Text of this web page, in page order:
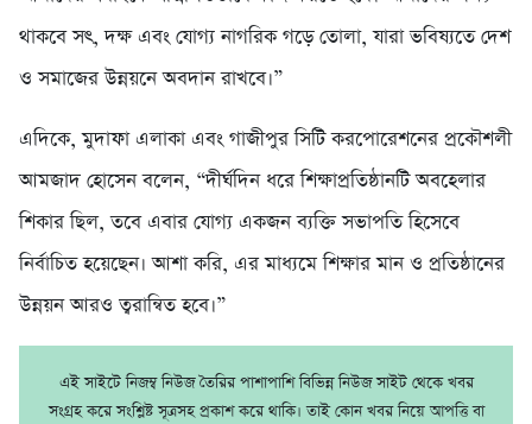
থাকবে সৎ, দক্ষ এবং যোগ্য নাগরিক গড়ে তোলা, যারা ভবিষ্যতে দেশ
ও সমাজের উন্নয়নে অবদান রাখবে।”
এদিকে, মুদাফা এলাকা এবং গাজীপুর সিটি করপোরেশনের প্রকৌশলী
আমজাদ হোসেন বলেন, “দীর্ঘদিন ধরে শিক্ষাপ্রতিষ্ঠানটি অবহেলার
শিকার ছিল, তবে এবার যোগ্য একজন ব্যক্তি সভাপতি হিসেবে
নির্বাচিত হয়েছেন। আশা করি, এর মাধ্যমে শিক্ষার মান ও প্রতিষ্ঠানের
উন্নয়ন আরও ত্বরান্বিত হবে।”
এই সাইটে নিজম্ব নিউজ তৈরির পাশাপাশি বিভিন্ন নিউজ সাইট থেকে খবর
সংগ্রহ করে সংশ্লিষ্ট সূত্রসহ প্রকাশ করে থাকি। তাই কোন খবর নিয়ে আপত্তি বা